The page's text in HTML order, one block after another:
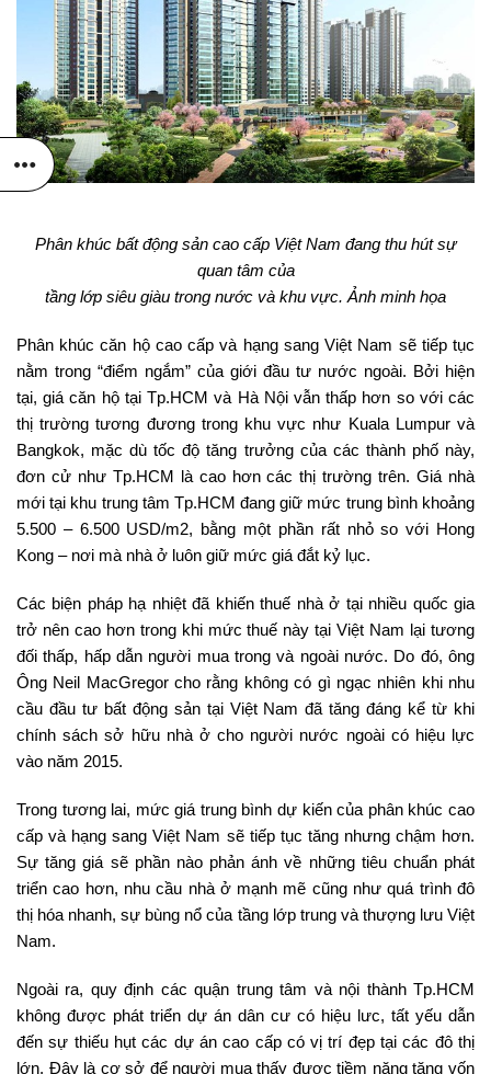
Phân khúc bất động sản cao cấp Việt Nam đang thu hút sự
quan tâm của
tầng lớp siêu giàu trong nước và khu vực. Ảnh minh họa
Phân khúc căn hộ cao cấp và hạng sang Việt Nam sẽ tiếp tục
nằm trong “điểm ngắm” của giới đầu tư nước ngoài. Bởi hiện
tại, giá căn hộ tại Tp.HCM và Hà Nội vẫn thấp hơn so với các
thị trường tương đương trong khu vực như Kuala Lumpur và
Bangkok, mặc dù tốc độ tăng trưởng của các thành phố này,
đơn cử như Tp.HCM là cao hơn các thị trường trên. Giá nhà
mới tại khu trung tâm Tp.HCM đang giữ mức trung bình khoảng
5.500 – 6.500 USD/m2, bằng một phần rất nhỏ so với Hong
Kong – nơi mà nhà ở luôn giữ mức giá đắt kỷ lục.
Các biện pháp hạ nhiệt đã khiến thuế nhà ở tại nhiều quốc gia
trở nên cao hơn trong khi mức thuế này tại Việt Nam lại tương
đối thấp, hấp dẫn người mua trong và ngoài nước. Do đó, ông
Ông Neil MacGregor cho rằng không có gì ngạc nhiên khi nhu
cầu đầu tư bất động sản tại Việt Nam đã tăng đáng kể từ khi
chính sách sở hữu nhà ở cho người nước ngoài có hiệu lực
vào năm 2015.
Trong tương lai, mức giá trung bình dự kiến của phân khúc cao
cấp và hạng sang Việt Nam sẽ tiếp tục tăng nhưng chậm hơn.
Sự tăng giá sẽ phần nào phản ánh về những tiêu chuẩn phát
triển cao hơn, nhu cầu nhà ở mạnh mẽ cũng như quá trình đô
thị hóa nhanh, sự bùng nổ của tầng lớp trung và thượng lưu Việt
Nam.
Ngoài ra, quy định các quận trung tâm và nội thành Tp.HCM
không được phát triển dự án dân cư có hiệu lưc, tất yếu dẫn
đến sự thiếu hụt các dự án cao cấp có vị trí đẹp tại các đô thị
lớn. Đây là cơ sở để người mua thấy được tiềm năng tăng vốn